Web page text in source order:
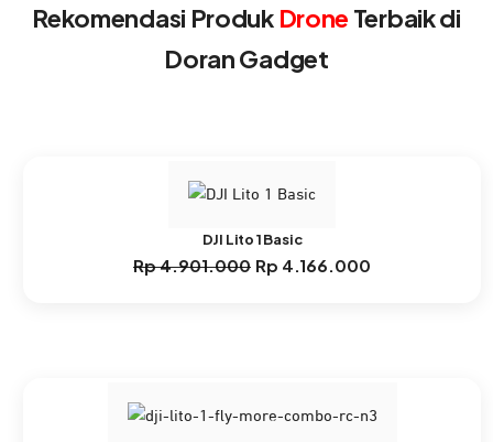
Rekomendasi Produk Drone Terbaik di
Doran Gadget
DJI Lito 1 Basic
Rp4.901.000 Harga
Rp 4.166.000